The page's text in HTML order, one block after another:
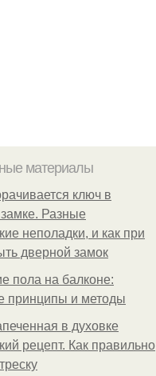
материалы
ключ в
Разные
неполадки, и как при
дверной замок
пола на балконе:
принципы и методы
в духовке
рецепт. Как правильно